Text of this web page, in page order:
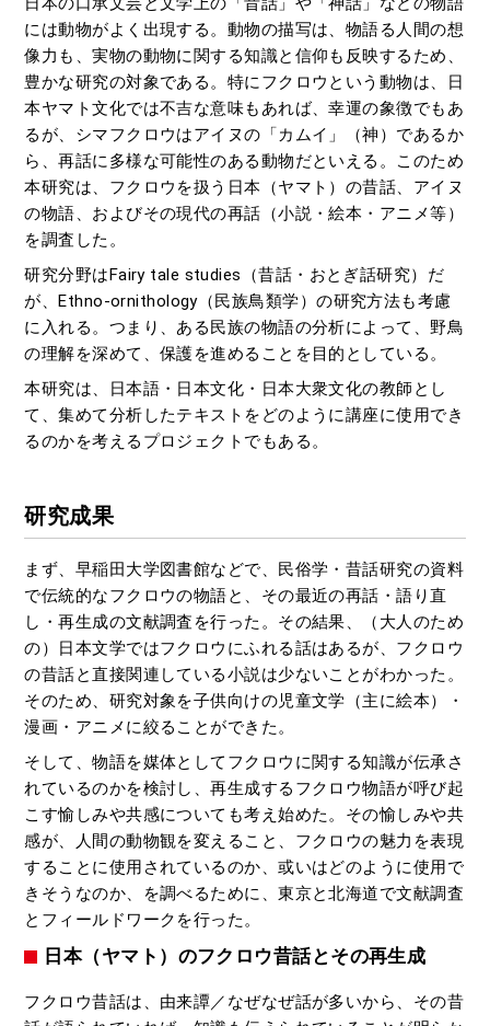
には動物がよく出現する。動物の描写は、物語る人間の想
像力も、実物の動物に関する知識と信仰も反映するため、
豊かな研究の対象である。特にフクロウという動物は、日
本ヤマト文化では不吉な意味もあれば、幸運の象徴でもあ
るが、シマフクロウはアイヌの「カムイ」（神）であるか
ら、再話に多様な可能性のある動物だといえる。このため
本研究は、フクロウを扱う日本（ヤマト）の昔話、アイヌ
の物語、およびその現代の再話（小説・絵本・アニメ等）
を調査した。
研究分野はFairy tale studies（昔話・おとぎ話研究）だ
が、Ethno-ornithology（民族鳥類学）の研究方法も考慮
に入れる。つまり、ある民族の物語の分析によって、野鳥
の理解を深めて、保護を進めることを目的としている。
本研究は、日本語・日本文化・日本大衆文化の教師とし
て、集めて分析したテキストをどのように講座に使用でき
るのかを考えるプロジェクトでもある。
研究成果
まず、早稲田大学図書館などで、民俗学・昔話研究の資料
で伝統的なフクロウの物語と、その最近の再話・語り直
し・再生成の文献調査を行った。その結果、（大人のため
の）日本文学ではフクロウにふれる話はあるが、フクロウ
の昔話と直接関連している小説は少ないことがわかった。
そのため、研究対象を子供向けの児童文学（主に絵本）・
漫画・アニメに絞ることができた。
そして、物語を媒体としてフクロウに関する知識が伝承さ
れているのかを検討し、再生成するフクロウ物語が呼び起
こす愉しみや共感についても考え始めた。その愉しみや共
感が、人間の動物観を変えること、フクロウの魅力を表現
することに使用されているのか、或いはどのように使用で
きそうなのか、を調べるために、東京と北海道で文献調査
とフィールドワークを行った。
日本（ヤマト）のフクロウ昔話とその再生成
フクロウ昔話は、由来譚／なぜなぜ話が多いから、その昔